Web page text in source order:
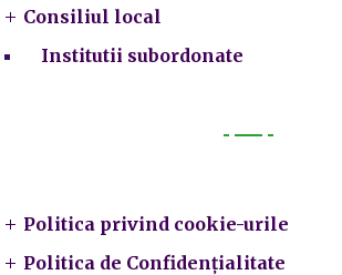
Consiliul local
Institutii subordonate
Politica privind cookie-urile
Politica de Confidențialitate